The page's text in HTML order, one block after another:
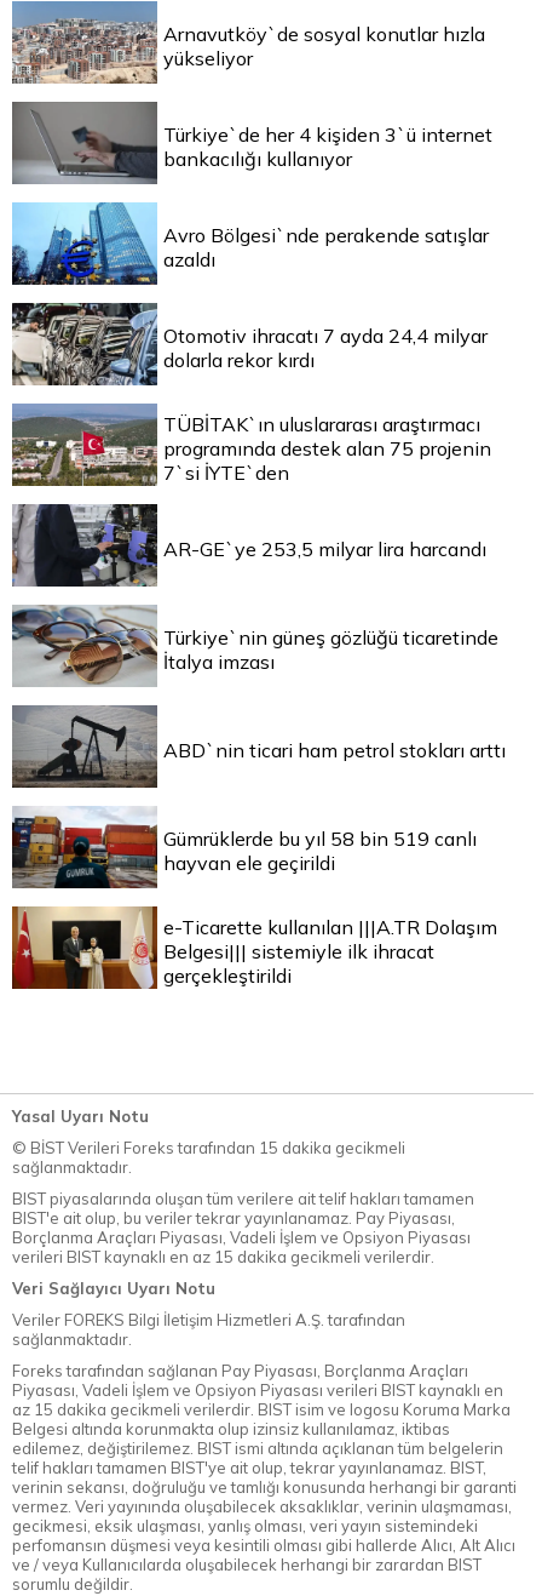
Arnavutköy`de sosyal konutlar hızla
yükseliyor
Türkiye`de her 4 kişiden 3`ü internet
bankacılığı kullanıyor
Avro Bölgesi`nde perakende satışlar
azaldı
Otomotiv ihracatı 7 ayda 24,4 milyar
dolarla rekor kırdı
TÜBİTAK`ın uluslararası araştırmacı
programında destek alan 75 projenin
7`si İYTE`den
AR-GE`ye 253,5 milyar lira harcandı
Türkiye`nin güneş gözlüğü ticaretinde
İtalya imzası
ABD`nin ticari ham petrol stokları arttı
Gümrüklerde bu yıl 58 bin 519 canlı
hayvan ele geçirildi
e-Ticarette kullanılan |||A.TR Dolaşım
Belgesi||| sistemiyle ilk ihracat
gerçekleştirildi
Yasal Uyarı Notu
© BİST Verileri Foreks tarafından 15 dakika gecikmeli
sağlanmaktadır.
BIST piyasalarında oluşan tüm verilere ait telif hakları tamamen
BIST'e ait olup, bu veriler tekrar yayınlanamaz. Pay Piyasası,
Borçlanma Araçları Piyasası, Vadeli İşlem ve Opsiyon Piyasası
verileri BIST kaynaklı en az 15 dakika gecikmeli verilerdir.
Veri Sağlayıcı Uyarı Notu
Veriler FOREKS Bilgi İletişim Hizmetleri A.Ş. tarafından
sağlanmaktadır.
Foreks tarafından sağlanan Pay Piyasası, Borçlanma Araçları
Piyasası, Vadeli İşlem ve Opsiyon Piyasası verileri BIST kaynaklı en
az 15 dakika gecikmeli verilerdir. BIST isim ve logosu Koruma Marka
Belgesi altında korunmakta olup izinsiz kullanılamaz, iktibas
edilemez, değiştirilemez. BIST ismi altında açıklanan tüm belgelerin
telif hakları tamamen BIST'ye ait olup, tekrar yayınlanamaz. BIST,
verinin sekansı, doğruluğu ve tamlığı konusunda herhangi bir garanti
vermez. Veri yayınında oluşabilecek aksaklıklar, verinin ulaşmaması,
gecikmesi, eksik ulaşması, yanlış olması, veri yayın sistemindeki
perfomansın düşmesi veya kesintili olması gibi hallerde Alıcı, Alt Alıcı
ve / veya Kullanıcılarda oluşabilecek herhangi bir zarardan BIST
sorumlu değildir.